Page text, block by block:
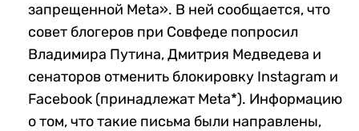
запрещенной Meta». В ней сообщается, что
совет блогеров при Совфеде попросил
Владимира Путина, Дмитрия Медведева и
сенаторов отменить блокировку Instagram и
Facebook (принадлежат Meta*). Информацию
о том, что такие письма были направлены,